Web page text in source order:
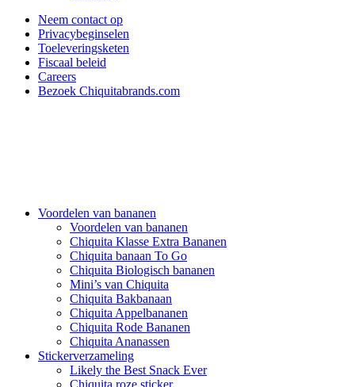
Neem contact op
Privacybeginselen
Toeleveringsketen
Fiscaal beleid
Careers
Bezoek Chiquitabrands.com
Voordelen van bananen
Voordelen van bananen
Chiquita Klasse Extra Bananen
Chiquita banaan To Go
Chiquita Biologisch bananen
Mini’s van Chiquita
Chiquita Bakbanaan
Chiquita Appelbananen
Chiquita Rode Bananen
Chiquita Ananassen
Stickerverzameling
Likely the Best Snack Ever
Chiquita roze sticker